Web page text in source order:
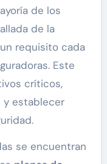
de los
de la
requisito cada
Este
críticos,
y establecer
se encuentran